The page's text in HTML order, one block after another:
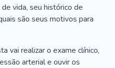
vida, seu histórico de
são seus motivos para
vai realizar o exame clínico,
arterial e ouvir os